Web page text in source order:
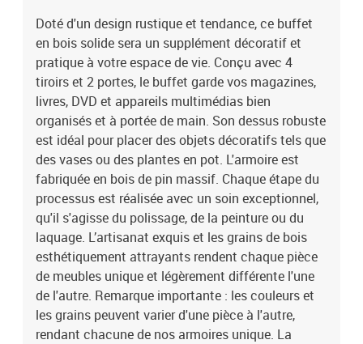
Doté d'un design rustique et tendance, ce buffet
en bois solide sera un supplément décoratif et
pratique à votre espace de vie. Conçu avec 4
tiroirs et 2 portes, le buffet garde vos magazines,
livres, DVD et appareils multimédias bien
organisés et à portée de main. Son dessus robuste
est idéal pour placer des objets décoratifs tels que
des vases ou des plantes en pot. L'armoire est
fabriquée en bois de pin massif. Chaque étape du
processus est réalisée avec un soin exceptionnel,
qu'il s'agisse du polissage, de la peinture ou du
laquage. L’artisanat exquis et les grains de bois
esthétiquement attrayants rendent chaque pièce
de meubles unique et légèrement différente l'une
de l'autre. Remarque importante : les couleurs et
les grains peuvent varier d'une pièce à l'autre,
rendant chacune de nos armoires unique. La